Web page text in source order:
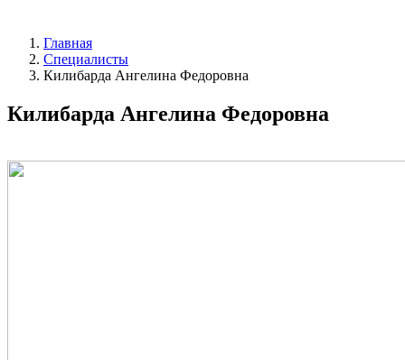
Главная
Специалисты
Килибарда Ангелина Федоровна
Килибарда Ангелина Федоровна